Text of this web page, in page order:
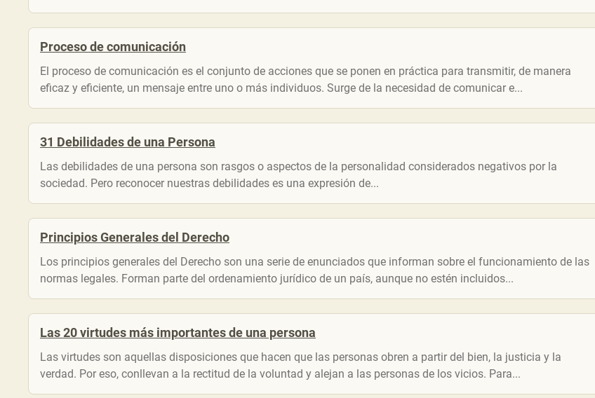
Proceso de comunicación
El proceso de comunicación es el conjunto de acciones que se ponen en práctica para transmitir, de manera
eficaz y eficiente, un mensaje entre uno o más individuos. Surge de la necesidad de comunicar e...
31 Debilidades de una Persona
Las‌ ‌debilidades‌ ‌de‌ ‌una‌ ‌persona‌ ‌son‌ ‌rasgos‌ o aspectos de la personalidad considerados negativos por la
sociedad. Pero reconocer nuestras debilidades es una expresión de...
Principios Generales del Derecho
Los principios generales del Derecho son una serie de enunciados que informan sobre el funcionamiento de las
normas legales. Forman parte del ordenamiento jurídico de un país, aunque no estén incluidos...
Las 20 virtudes más importantes de una persona
Las virtudes son aquellas disposiciones que hacen que las personas obren a partir del bien, la justicia y la
verdad. Por eso, conllevan a la rectitud de la voluntad y alejan a las personas de los vicios. Para...